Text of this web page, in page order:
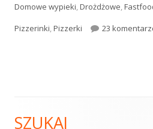
Domowe wypieki,Drożdżowe,
Pizzerinki,Pizzerki 23
Główny
SZUKAJ